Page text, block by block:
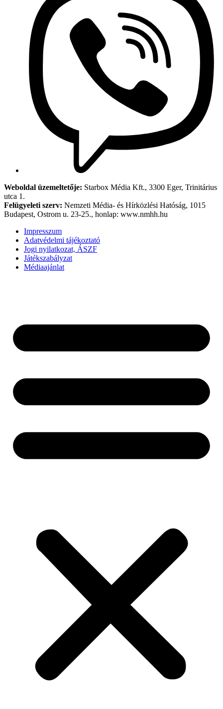
Weboldal üzemeltetője: Starbox Média Kft., 3300 Eger, Trinitárius
utca 1.
Felügyeleti szerv: Nemzeti Média- és Hírközlési Hatóság, 1015
Budapest, Ostrom u. 23-25., honlap: www.nmhh.hu
Impresszum
Adatvédelmi tájékoztató
Jogi nyilatkozat, ÁSZF
Játékszabályzat
Médiaajánlat